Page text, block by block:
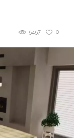
0
5457